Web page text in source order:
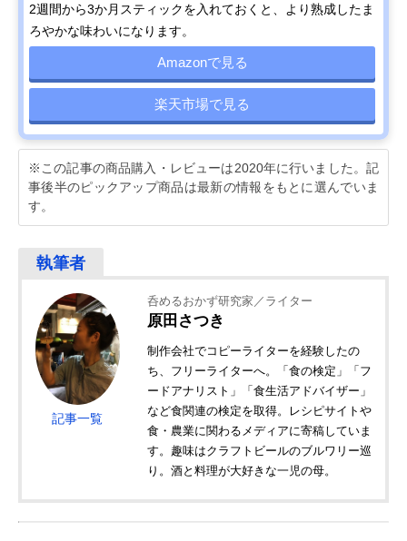
2週間から3か月スティックを入れておくと、より熟成したま
ろやかな味わいになります。
Amazonで見る
楽天市場で見る
※この記事の商品購入・レビューは2020年に行いました。記
事後半のピックアップ商品は最新の情報をもとに選んでいま
す。
記事一覧
呑めるおかず研究家／ライター
原田さつき
制作会社でコピーライターを経験したの
ち、フリーライターへ。「食の検定」「フ
ードアナリスト」「食生活アドバイザー」
など食関連の検定を取得。レシピサイトや
食・農業に関わるメディアに寄稿していま
す。趣味はクラフトビールのブルワリー巡
り。酒と料理が大好きな一児の母。